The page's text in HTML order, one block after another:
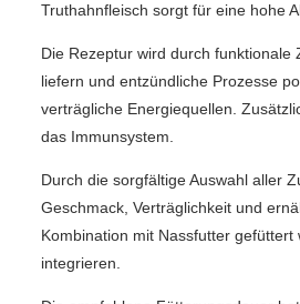
Truthahnfleisch sorgt für eine hohe
Die Rezeptur wird durch
liefern und entzündliche Prozesse
verträgliche Energiequellen.
das Immunsystem.
Durch die sorgfältige Auswahl aller
Geschmack, Verträglichkeit und
Kombination mit Nassfutter
integrieren.